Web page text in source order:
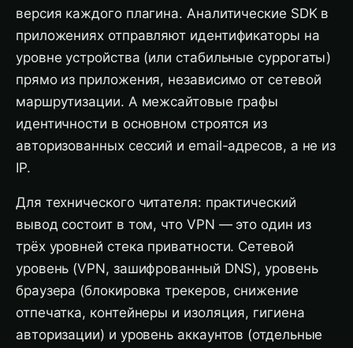
версия каждого плагина. Аналитические SDK в
приложениях отправляют идентификаторы на
уровне устройства (или стабильные суррогаты)
прямо из приложения, независимо от сетевой
маршрутизации. А межсайтовые графы
идентичности в основном строятся из
авторизованных сессий и email-адресов, а не из
IP.
Для технического читателя: практический
вывод состоит в том, что VPN — это один из
трёх уровней стека приватности. Сетевой
уровень (VPN, зашифрованный DNS), уровень
браузера (блокировка трекеров, снижение
отпечатка, контейнеры и изоляция, гигиена
авторизации) и уровень аккаунтов (отдельные